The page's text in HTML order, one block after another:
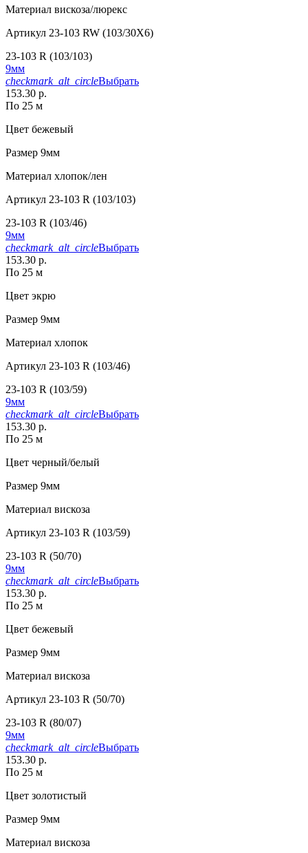
Материал вискоза/люрекс
Артикул 23-103 RW (103/30X6)
23-103 R (103/103)
9мм
checkmark_alt_circleВыбрать
153.30 р.
По 25 м
Цвет бежевый
Размер 9мм
Материал хлопок/лен
Артикул 23-103 R (103/103)
23-103 R (103/46)
9мм
checkmark_alt_circleВыбрать
153.30 р.
По 25 м
Цвет экрю
Размер 9мм
Материал хлопок
Артикул 23-103 R (103/46)
23-103 R (103/59)
9мм
checkmark_alt_circleВыбрать
153.30 р.
По 25 м
Цвет черный/белый
Размер 9мм
Материал вискоза
Артикул 23-103 R (103/59)
23-103 R (50/70)
9мм
checkmark_alt_circleВыбрать
153.30 р.
По 25 м
Цвет бежевый
Размер 9мм
Материал вискоза
Артикул 23-103 R (50/70)
23-103 R (80/07)
9мм
checkmark_alt_circleВыбрать
153.30 р.
По 25 м
Цвет золотистый
Размер 9мм
Материал вискоза